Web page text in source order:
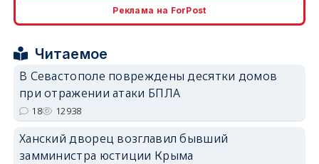
Реклама на ForPost
Читаемое
В Севастополе повреждены десятки домов
при отражении атаки БПЛА
18 12938
Ханский дворец возглавил бывший
замминистра юстиции Крыма